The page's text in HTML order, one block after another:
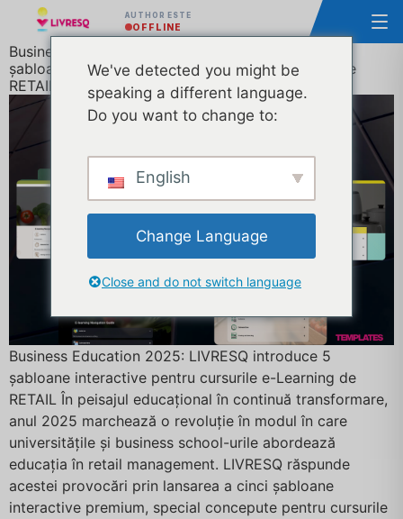
AUTHOR ESTE
OFFLINE
Business Education 2025: LIVRESQ introduce 5
șabloane interactive pentru cursurile e-Learning de
RETAIL
Business Education 2025: LIVRESQ introduce 5
șabloane interactive pentru cursurile e-Learning de
RETAIL În peisajul educațional în continuă transformare,
anul 2025 marchează o revoluție în modul în care
universitățile și business school-urile abordează
educația în retail management. LIVRESQ răspunde
acestei provocări prin lansarea a cinci șabloane
interactive premium, special concepute pentru cursurile
We've detected you might be
speaking a different language.
Do you want to change to:
English
Change Language
Close and do not switch language